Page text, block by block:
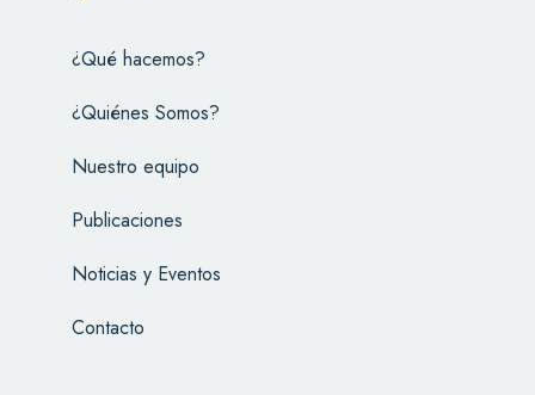
¿Qué hacemos?
¿Quiénes Somos?
Nuestro equipo
Publicaciones
Noticias y Eventos
Contacto